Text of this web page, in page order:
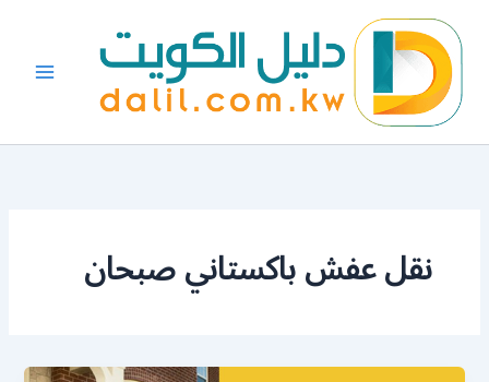
المحتوى
نقل عفش باكستاني صبحان